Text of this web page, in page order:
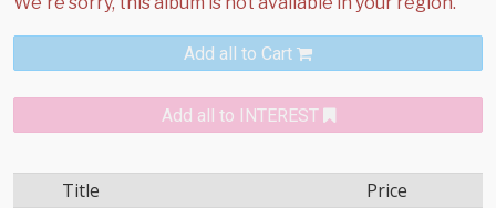
Add all to Cart
Add all to INTEREST
Title Price